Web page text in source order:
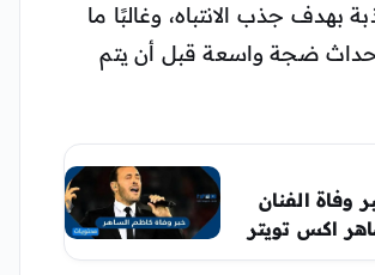
بهدف جذب الانتباه، وغالبًا ما
ضجة واسعة قبل أن يتم
وفاة الفنان